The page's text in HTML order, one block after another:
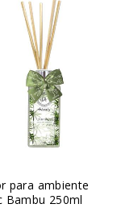
para ambiente
Bambu 250ml